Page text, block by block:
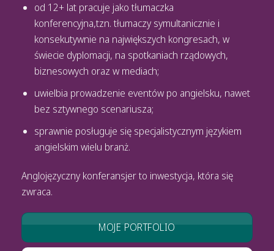
od 12+ lat pracuje jako tłumaczka
konferencyjna,tzn. tłumaczy symultanicznie i
konsekutywnie na największych kongresach, w
świecie dyplomacji, na spotkaniach rządowych,
biznesowych oraz w mediach;
uwielbia prowadzenie eventów po angielsku, nawet
bez sztywnego scenariusza;
sprawnie posługuje się specjalistycznym językiem
angielskim wielu branż.
Anglojęzyczny konferansjer to inwestycja, która się
zwraca.
MOJE PORTFOLIO